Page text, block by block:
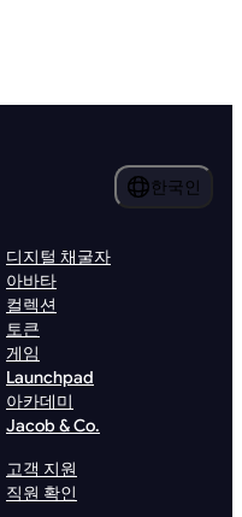
한국인
디지털 채굴자
아바타
컬렉션
토큰
게임
Launchpad
아카데미
Jacob & Co.
고객 지원
직원 확인